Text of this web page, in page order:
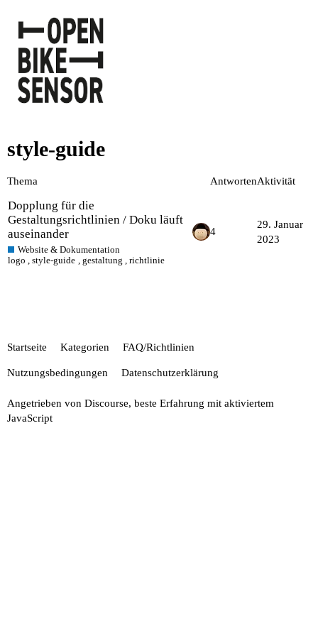
style-guide
Thema AntwortenAktivität
Dopplung für die
Gestaltungsrichtlinien / Doku läuft
auseinander
Website & Dokumentation
logo ,style-guide , gestaltung , richtlinie
4
29. Januar
2023
Startseite Kategorien FAQ/Richtlinien
Nutzungsbedingungen Datenschutzerklärung
Angetrieben von Discourse, beste Erfahrung mit aktiviertem
JavaScript